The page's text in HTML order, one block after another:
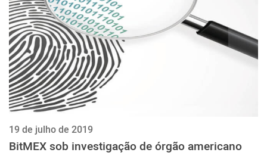
19 de julho de 2019
BitMEX sob investigação de órgão americano